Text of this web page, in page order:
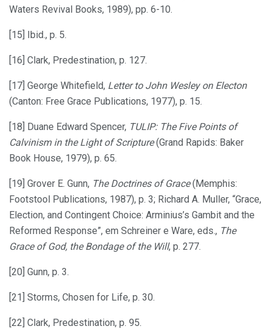
Waters Revival Books, 1989), pp. 6-10.
[15] Ibid., p. 5.
[16] Clark, Predestination, p. 127.
[17] George Whitefield, Letter to John Wesley on Electon
(Canton: Free Grace Publications, 1977), p. 15.
[18] Duane Edward Spencer, TULIP: The Five Points of
Calvinism in the Light of Scripture(Grand Rapids: Baker
Book House, 1979), p. 65.
[19] Grover E. Gunn, The Doctrines of Grace(Memphis:
Footstool Publications, 1987), p. 3; Richard A. Muller, “Grace,
Election, and Contingent Choice: Arminius’s Gambit and the
Reformed Response”, em Schreiner e Ware, eds., The
Grace of God, the Bondage of the Will, p. 277.
[20] Gunn, p. 3.
[21] Storms, Chosen for Life, p. 30.
[22] Clark, Predestination, p. 95.